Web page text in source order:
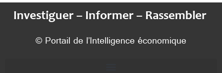
Investiguer – Informer – Rassembler
© Portail de l’Intelligence économique